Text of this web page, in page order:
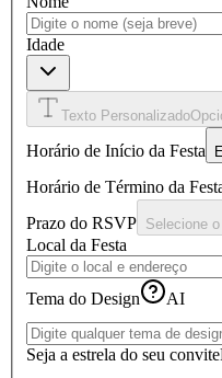
Idade
Texto Personalizado
Horário de Início da Festa
Horário de Término da
Prazo do RSVP Selecione
Local da Festa
Tema do Design AI
Seja a estrela do seu convite